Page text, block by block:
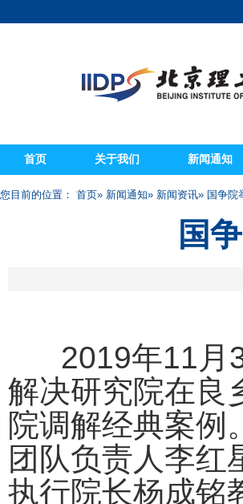
首页 关于我们 新闻通知
您目前的位置： 首页» 新闻通知» 新闻资讯» 国争院
国
2019年11 月
解决研究院在良
院调解经典案例。
团队负责人李红
执行院长杨成铭